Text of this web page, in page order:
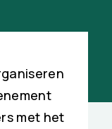
met het